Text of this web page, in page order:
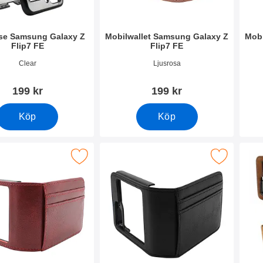
Samsung Galaxy Z
Flip7 FE
Clear
199 kr
Köp
Mobilwallet Samsung Galaxy Z
Flip7 FE
Art. nr 54328Ljusrosa
199 kr
Köp
Samsung Galaxy Z Flip7 FE som favorit
Makera mobilwallet Samsung Galaxy Z